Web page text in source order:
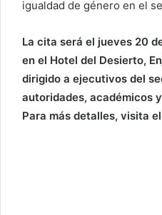
igualdad de género en el
La cita será el jueves 20
en el Hotel del Desierto,
dirigido a ejecutivos del
autoridades, académicos
Para más detalles, visita